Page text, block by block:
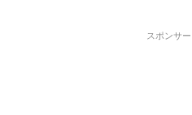
スポンサ